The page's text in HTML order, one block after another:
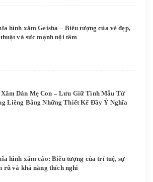
hình xăm Geisha – Biểu tượng của vẻ đẹp,
và sức mạnh nội tâm
Dán Mẹ Con – Lưu Giữ Tình Mẫu Tử
Liêng Bằng Những Thiết Kế Đầy Ý Nghĩa
hình xăm cáo: Biểu tượng của trí tuệ, sự
rũ và khả năng thích nghi